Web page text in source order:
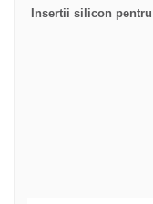
Insertii silicon